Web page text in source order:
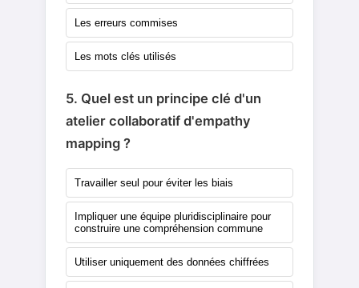
Les erreurs commises
Les mots clés utilisés
5. Quel est un principe clé d'un
atelier collaboratif d'empathy
mapping ?
Travailler seul pour éviter les biais
Impliquer une équipe pluridisciplinaire pour
construire une compréhension commune
Utiliser uniquement des données chiffrées